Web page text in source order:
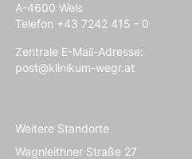
A-4600 Wels
Telefon +43 7242 415 - 0
Zentrale E-Mail-Adresse:
post@klinikum-wegr.at
Weitere Standorte
Wagnleithner Straße 27